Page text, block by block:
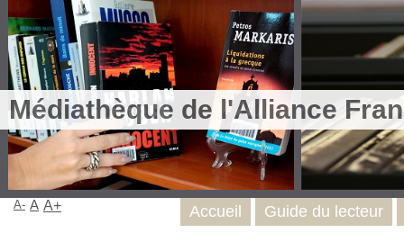
Médiathèque de l'Alliance
Accueil Guide du lecteur
A- A A+